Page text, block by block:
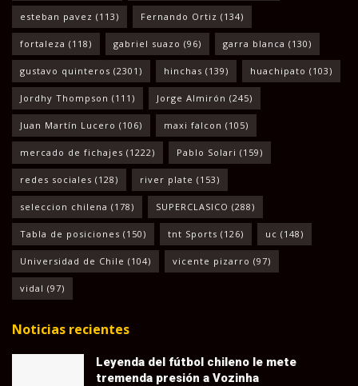
esteban pavez (113) Fernando Ortiz (134)
fortaleza (118) gabriel suazo (96) garra blanca (130)
gustavo quinteros (2301) hinchas (139) huachipato (103)
Jordhy Thompson (111) Jorge Almirón (245)
Juan Martín Lucero (106) maxi falcon (105)
mercado de fichajes (1222) Pablo Solari (159)
redes sociales (128) river plate (153)
seleccion chilena (178) SUPERCLASICO (288)
Tabla de posiciones (150) tnt Sports (126) uc (148)
Universidad de Chile (104) vicente pizarro (97)
vidal (97)
Noticias recientes
Leyenda del fútbol chileno le mete
tremenda presión a Vozinha